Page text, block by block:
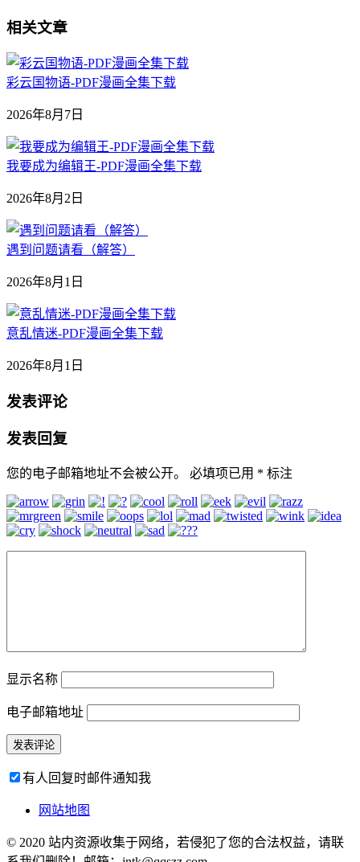
相关文章
彩云国物语-PDF漫画全集下载
2026年8月7日
我要成为编辑王-PDF漫画全集下载
2026年8月2日
遇到问题请看（解答）
2026年8月1日
意乱情迷-PDF漫画全集下载
2026年8月1日
发表评论
发表回复
您的电子邮箱地址不会被公开。 必填项已用 * 标注
显示名称
电子邮箱地址
有人回复时邮件通知我
网站地图
© 2020 站内资源收集于网络，若侵犯了您的合法权益，请联